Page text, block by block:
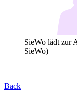
SieWo lädt zur
SieWo)
Back